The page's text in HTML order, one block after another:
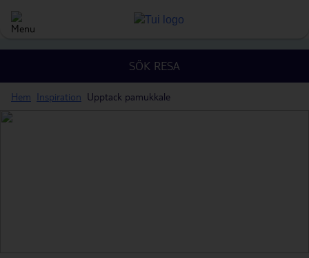
SÖK RESA
Hem Inspiration Upptack pamukkale